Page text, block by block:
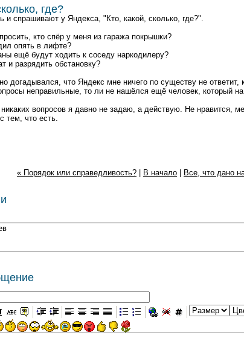
где?
и спрашивают у Яндекса, "Кто, какой, сколько, где?".
кто спёр у меня из гаража покрышки?
опять в лифте?
ещё будут ходить к соседу наркодилеру?
и разрядить обстановку?
догадывался, что Яндекс мне ничего по существу не ответит,
неправильные, то ли не нашёлся ещё человек, который
вопросов я давно не задаю, а действую. Не нравится,
тем, что есть.
« Порядок или справедливость? В начало Все, что дано